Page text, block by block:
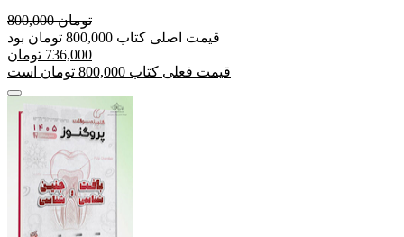
800,000 تومان
قیمت اصلی کتاب 800,000 تومان بود
736,000 تومان
قیمت فعلی کتاب 800,000 تومان است